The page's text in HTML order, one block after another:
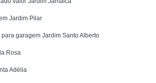
Jardim Pilar
garagem Jardim Santo Alberto
Rosa
Adélia